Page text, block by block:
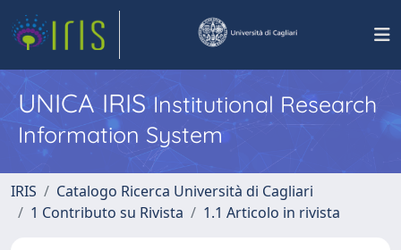
UNICA IRISInstitutional Research
Information System
IRIS
Catalogo Ricerca Università di Cagliari
1 Contributo su Rivista
1.1 Articolo in rivista